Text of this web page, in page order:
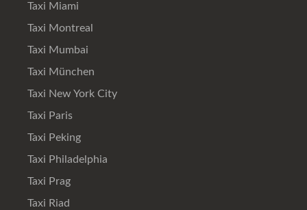
Taxi Miami
Taxi Montreal
Taxi Mumbai
Taxi München
Taxi New York City
Taxi Paris
Taxi Peking
Taxi Philadelphia
Taxi Prag
Taxi Riad